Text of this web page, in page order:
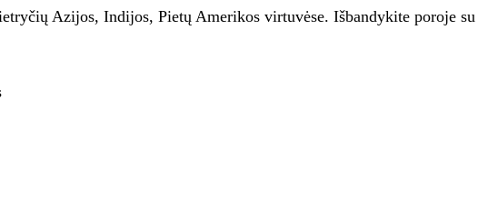
Azijos, Indijos, Pietų Amerikos virtuvėse. Išbandykite poroje